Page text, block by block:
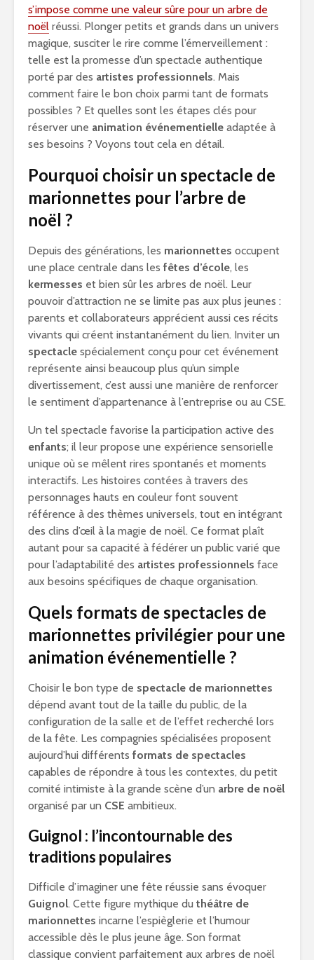
s’impose comme une valeur sûre pour un arbre de
noël réussi. Plonger petits et grands dans un univers
magique, susciter le rire comme l’émerveillement :
telle est la promesse d’un spectacle authentique
porté par des artistes professionnels. Mais
comment faire le bon choix parmi tant de formats
possibles ? Et quelles sont les étapes clés pour
réserver une animation événementielle adaptée à
ses besoins ? Voyons tout cela en détail.
Pourquoi choisir un spectacle de
marionnettes pour l’arbre de
noël ?
Depuis des générations, les marionnettes occupent
une place centrale dans les fêtes d’école, les
kermesses et bien sûr les arbres de noël. Leur
pouvoir d’attraction ne se limite pas aux plus jeunes :
parents et collaborateurs apprécient aussi ces récits
vivants qui créent instantanément du lien. Inviter un
spectacle spécialement conçu pour cet événement
représente ainsi beaucoup plus qu’un simple
divertissement, c’est aussi une manière de renforcer
le sentiment d’appartenance à l’entreprise ou au CSE.
Un tel spectacle favorise la participation active des
enfants; il leur propose une expérience sensorielle
unique où se mêlent rires spontanés et moments
interactifs. Les histoires contées à travers des
personnages hauts en couleur font souvent
référence à des thèmes universels, tout en intégrant
des clins d’œil à la magie de noël. Ce format plaît
autant pour sa capacité à fédérer un public varié que
pour l’adaptabilité des artistes professionnels face
aux besoins spécifiques de chaque organisation.
Quels formats de spectacles de
marionnettes privilégier pour une
animation événementielle ?
Choisir le bon type de spectacle de marionnettes
dépend avant tout de la taille du public, de la
configuration de la salle et de l’effet recherché lors
de la fête. Les compagnies spécialisées proposent
aujourd’hui différents formats de spectacles
capables de répondre à tous les contextes, du petit
comité intimiste à la grande scène d’un arbre de noël
organisé par un CSE ambitieux.
Guignol : l’incontournable des
traditions populaires
Difficile d’imaginer une fête réussie sans évoquer
Guignol. Cette figure mythique du théâtre de
marionnettes incarne l’espièglerie et l’humour
accessible dès le plus jeune âge. Son format
classique convient parfaitement aux arbres de noël